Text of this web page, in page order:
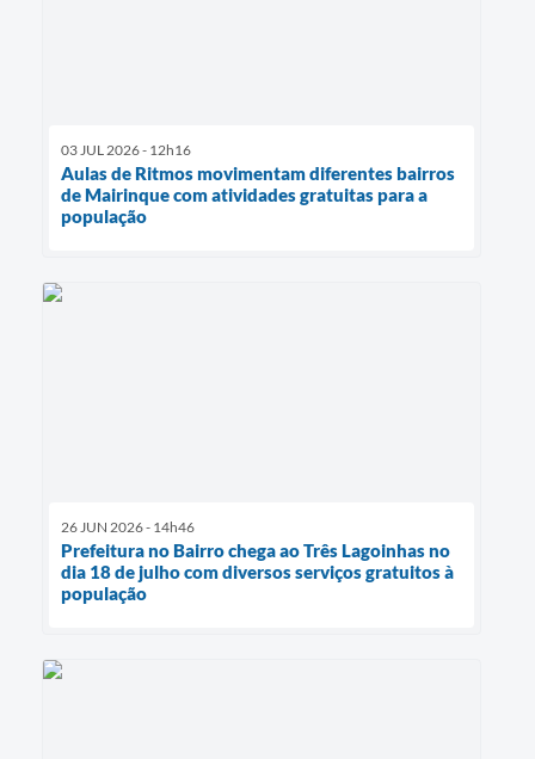
03 JUL 2026 - 12h16
Aulas de Ritmos movimentam diferentes bairros
de Mairinque com atividades gratuitas para a
população
26 JUN 2026 - 14h46
Prefeitura no Bairro chega ao Três Lagoinhas no
dia 18 de julho com diversos serviços gratuitos à
população